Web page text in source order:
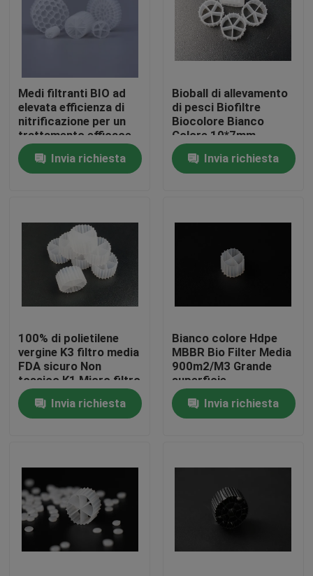
Casa
Circa noi
Controllo di qualità
Contattici
Richieda una citazione
Medi filtranti MBBR
Medi filtranti BIO ad
elevata efficienza di
nitrificazione per un
trattamento efficace
delle acque reflue
Invia richiesta
Bioball di allevamento
di pesci Biofiltre
Biocolore Bianco
Colore 10*7mm
Riempitore
galleggiante 100%
Biofiltre in HDPE
Invia richiesta
100% di polietilene
vergine K3 filtro media
FDA sicuro Non
tossico K1 Micro filtro
MBBR reattore
biomover produttore
cinese
Invia richiesta
Bianco colore Hdpe
MBBR Bio Filter Media
900m2/M3 Grande
superficie
Invia richiesta